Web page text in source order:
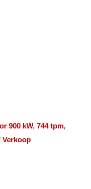
900 kW, 744 tpm,
Verkoop